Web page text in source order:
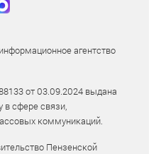
агентство
от 03.09.2024 выдана
в сфере связи,
коммуникаций.
Пензенской